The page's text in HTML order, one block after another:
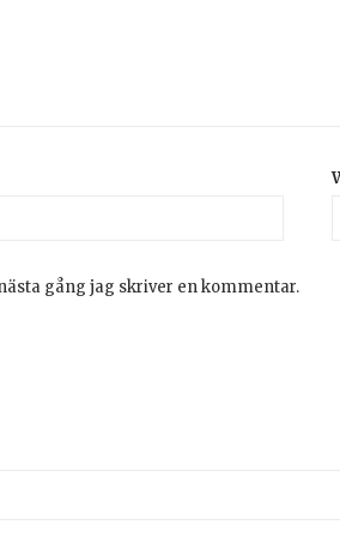
gång jag skriver en kommentar.